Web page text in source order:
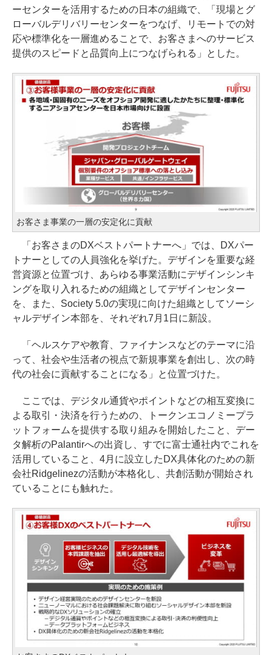
ーセンターを活用するための日本の組織で、「現場とグ
ローバルデリバリーセンターをつなげ、リモートでの対
応や標準化を一層進めることで、お客さまへのサービス
提供のスピードと品質向上につなげられる」とした。
お客さま事業の一層の安定化に貢献
「お客さまのDXベストパートナーへ」では、DXパー
トナーとしての人員強化を挙げた。デザインを重要な経
営資源と位置づけ、あらゆる事業活動にデザインシンキ
ングを取り入れるための組織としてデザインセンター
を、また、Society 5.0の実現に向けた組織としてソーシ
ャルデザイン本部を、それぞれ7月1日に新設。
「ヘルスケアや教育、ファイナンスなどのテーマに沿
って、社会や生活者の視点で新規事業を創出し、次の時
代の社会に貢献することになる」と位置づけた。
ここでは、デジタル通貨やポイントなどの相互変換に
よる取引・決済を行うための、トークンエコノミープラ
ットフォームを提供する取り組みを開始したこと、デー
タ解析のPalantirへの出資し、すでに富士通社内でこれを
活用していること、4月に設立したDX具体化のための新
会社Ridgelinezの活動が本格化し、共創活動が開始され
ていることにも触れた。